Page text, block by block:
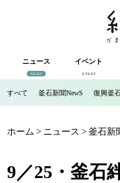
ニュース
NEWS
イベント
EVENT
すべて 釜石新聞NewS 復興釜
ホーム > ニュース > 釜石新
9／25・釜